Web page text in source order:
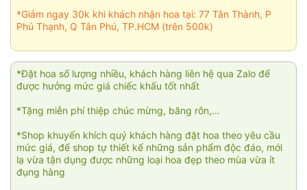
*Giảm ngay 30k khi khách nhận hoa tại: 77 Tân Thành, P
Phú Thạnh, Q Tân Phú, TP.HCM (trên 500k)
*Đặt hoa số lượng nhiều, khách hàng liên hệ qua Zalo để
được hưởng mức giá chiếc khấu tốt nhất
*Tặng miễn phí thiệp chúc mừng, băng rôn,...
*Shop khuyến khích quý khách hàng đặt hoa theo yêu cầu
mức giá, để shop tự thiết kế những sản phẩm độc đáo, mới
lạ vừa tận dụng được những loại hoa đẹp theo mùa vừa ít
đụng hàng